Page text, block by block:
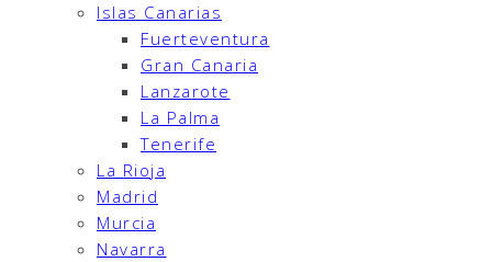
Islas Canarias
Fuerteventura
Gran Canaria
Lanzarote
La Palma
Tenerife
La Rioja
Madrid
Murcia
Navarra